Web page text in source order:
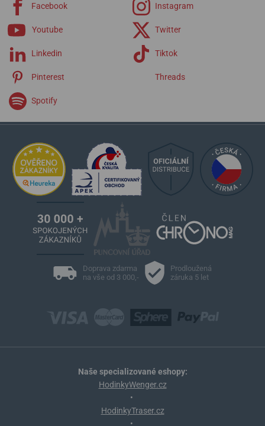
Facebook Instagram
Youtube Twitter
Linkedin Tiktok
Pinterest Threads
Spotify
Doprava zdarma
na vše od 3 000,-
Prodloužená
záruka 5 let
Naše specializované eshopy:
HodinkyWenger.cz
•
HodinkyTraser.cz
•